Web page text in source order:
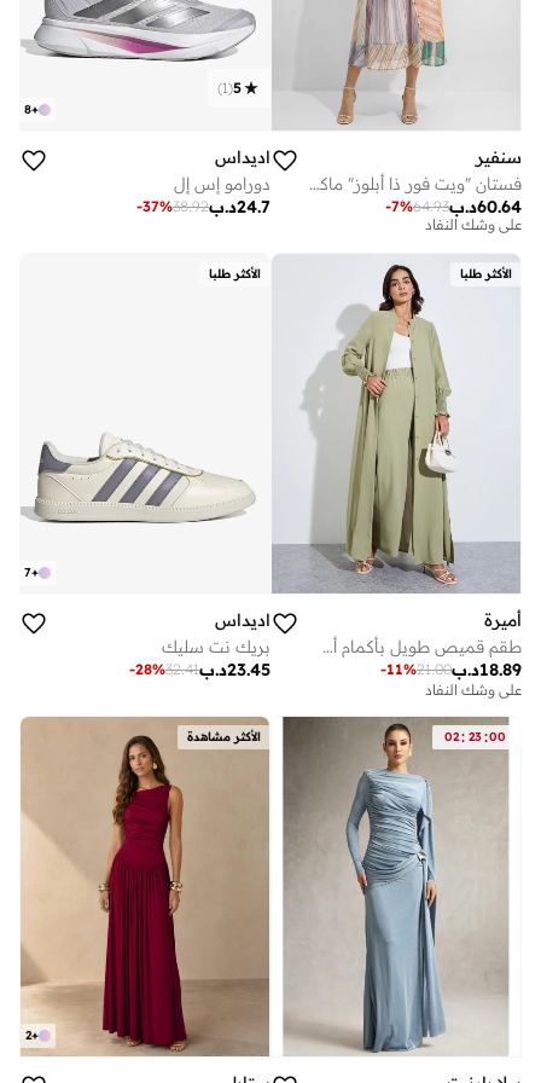
سنفير
فستان "ويت فور ذا أبلوز" ماكسي بخطوط متعددة الألوان وأكمام منتفخة
د.ب60.64
64.93
-7%
توصيل مجاني
على وشك النفاد
توصيل مجاني
+
8
5
(
1
)
اديداس
دورامو إس إل
د.ب24.7
38.92
-37%
الأكثر طلبا
أميرة
طقم قميص طويل بأكمام أسقفية وأزرار مع بنطال واسع الساق
د.ب18.89
21.00
-11%
على وشك النفاد
الأكثر طلبا
+
7
اديداس
بريك نت سليك
د.ب23.45
32.41
-28%
02: 23:00 الأكثر مشاهدة
+
2